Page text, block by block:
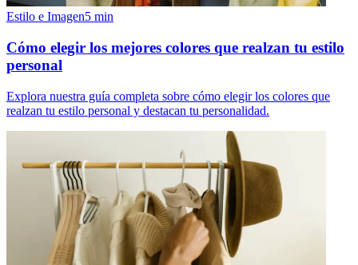
Estilo e Imagen5 min
Cómo elegir los mejores colores que realzan tu estilo
personal
Explora nuestra guía completa sobre cómo elegir los colores que
realzan tu estilo personal y destacan tu personalidad.